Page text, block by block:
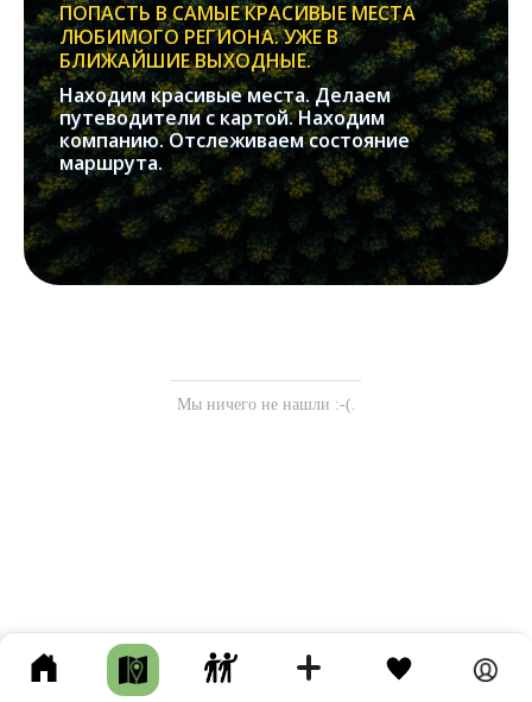
ПОПАСТЬ В САМЫЕ КРАСИВЫЕ МЕСТА
ЛЮБИМОГО РЕГИОНА. УЖЕ В
БЛИЖАЙШИЕ ВЫХОДНЫЕ.
Находим красивые места. Делаем
путеводители с картой. Находим
компанию. Отслеживаем состояние
маршрута.
Мы ничего не нашли :-(.